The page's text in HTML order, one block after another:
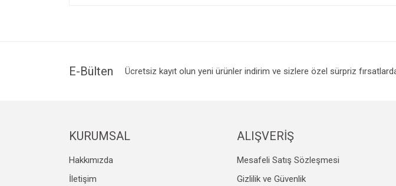
Ürün bilgilerinde hatalar bulunuyor.
E-Bülten Ücretsiz kayıt olun yeni ürünler indirim ve sizlere özel sürpriz
KURUMSAL
Hakkımızda
İletişim
ALIŞVERİŞ
Mesafeli Satış Sözleşmesi
Gizlilik ve Güvenlik